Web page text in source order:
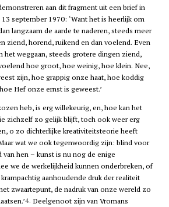
aan dit fragment uit een brief in
september 1970: ‘Want het is heerlijk om
langzaam de aarde te naderen, steeds meer
ziend, horend, ruikend en dan voelend. Even
het weggaan, steeds grotere dingen ziend,
hoe groot, hoe weinig, hoe klein. Nee,
zijn, hoe grappig onze haat, hoe koddig
Hef onze ernst is geweest.’
heb, is erg willekeurig, en, hoe kan het
zichzelf zo gelijk blijft, toch ook weer erg
o zo dichterlijke kreativiteitsteorie heeft
wat we ook tegenwoordig zijn: blind voor
hen – kunst is nu nog de enige
we de werkelijkheid kunnen onderbreken, of
aanhoudende druk der realiteit
zwaartepunt, de nadruk van onze wereld zo
4. Deelgenoot zijn van Vromans